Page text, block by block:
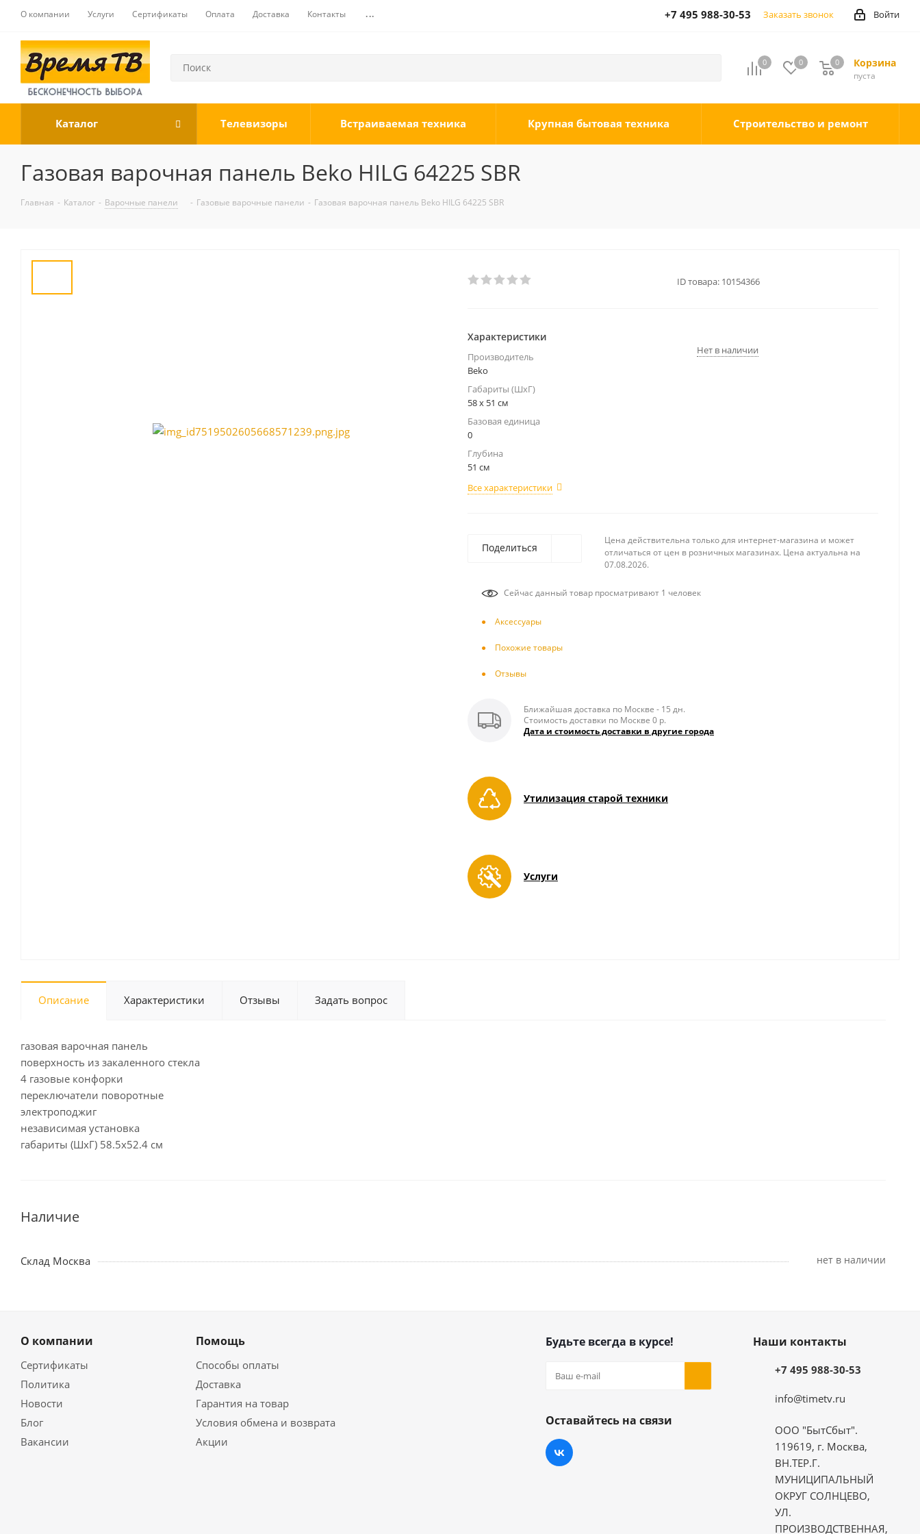
О компании Услуги Сертификаты Оплата Доставка Контакты ... Войти
+7 495 988-30-53 Заказать звонок
0 0 Корзина
0
пуста
0
Каталог Телевизоры Встраиваемая техника Крупная бытовая техника Строительство и ремонт
Газовая варочная панель Beko HILG 64225 SBR
Главная - Каталог - Варочные панели - Газовые варочные панели - Газовая варочная панель Beko HILG 64225 SBR
ID товара: 10154366
Характеристики
Производитель
Beko
Габариты (ШхГ)
58 x 51 см
Базовая единица
0
Глубина
51 см
Все характеристики
Нет в наличии
Поделиться
Цена действительна только для интернет-магазина и может
отличаться от цен в розничных магазинах. Цена актуальна на
07.08.2026.
Сейчас данный товар просматривают 1 человек
Аксесcуары
Похожие товары
Отзывы
Ближайшая доставка по Москве - 15 дн.
Стоимость доставки по Москве 0 р.
Дата и стоимость доставки в другие города
Утилизация старой техники
Услуги
Описание Характеристики Отзывы Задать вопрос
газовая варочная панель
поверхность из закаленного стекла
4 газовые конфорки
переключатели поворотные
электроподжиг
независимая установка
габариты (ШхГ) 58.5x52.4 см
Наличие
Склад Москва Нет в наличии
О компании
Сертификаты
Политика
Новости
Блог
Вакансии
Помощь
Способы оплаты
Доставка
Гарантия на товар
Условия обмена и возврата
Акции
Будьте всегда в курсе!
Оставайтесь на связи
Наши контакты
+7 495 988-30-53
info@timetv.ru
ООО "БытСбыт".
119619, г. Москва,
ВН.ТЕР.Г.
МУНИЦИПАЛЬНЫЙ
ОКРУГ СОЛНЦЕВО,
УЛ.
ПРОИЗВОДСТВЕННАЯ,